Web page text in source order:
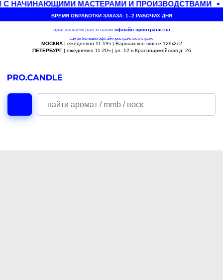
НАЧИНАЮЩИМИ МАСТЕРАМИ И ПРОИЗВОДСТВАМИ
ВРЕМЯ ОБРАБОТКИ ЗАКАЗА: 1–2 РАБОЧИХ ДНЯ
приглашаем вас в наши офлайн пространства
самое большое офлайн пространство в стране
МОСКВА| ежедневно 11-19ч | Варшавское шоссе 129к2с2
ПЕТЕРБУРГ| ежедневно 11-20ч | ул. 12-я Красноармейская д. 26